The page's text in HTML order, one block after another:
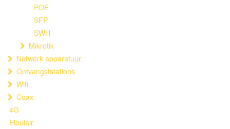
POE
SFP
SWH
Mikrotik
Netwerk apparatuur
Ontvangststations
Wifi
Coax
4G
Fibulair